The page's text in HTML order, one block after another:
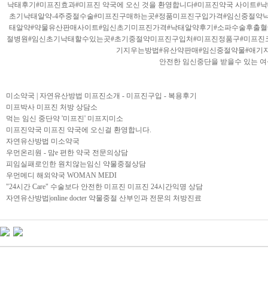
낙태후기#미프진효과#미프진 약국에 오신 것을 환영합니다#미프진약국 사이트#
초기낙태알약-4주중절수술#미프진구매하는곳#정품미프진구입가격#임신중절
태알약#약물유산판매사이트#임신초기미프진가격#낙태알약후기#소파수술후출
절병원#임신초기낙태할수있는곳#초기중절약미프진구입처#미프진정품구#미프
기지우는방법#유산약판매#임신중절약물#애
안전한 임신중단을 받을수 있는
미소약국 | 자연유산방법 미프진소개 - 미프진구입 - 복용후기
미프박사 미프진 처방 상담소
먹는 임신 중단약 '미프진' 미프지미소
미프진약국 미프진 약국에 오신걸 환영합니다.
자연유산방법 미소약국
우먼온리원 - 맘e 편한 약국 전문의상담
피임실패로인한 원치않는임신 약물중절상담
우먼메디 해외약국 WOMAN MEDI
"24시간 Care" 수술보다 안전한 미프진 미프진 24시간익명 상담
자연유산방법|online docter 약물중절 산부인과 전문의 처방진료